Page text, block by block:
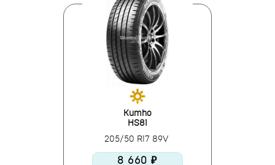
Kumho
HS81
205/50 R17 89V
8 660 ₽